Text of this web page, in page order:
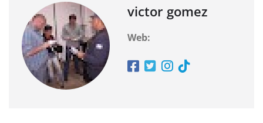
victor gomez
Web: